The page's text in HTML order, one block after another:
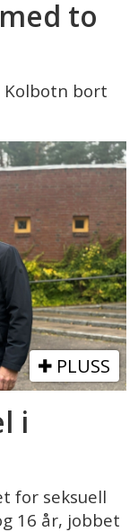
to
Kolbotn bort
PLUSS
i
for seksuell
16 år, jobbet